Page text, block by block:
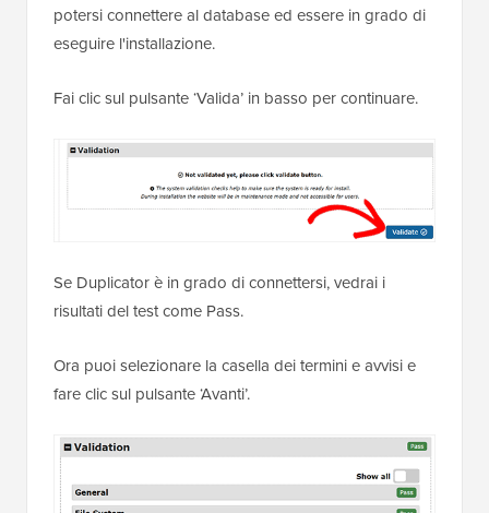
potersi connettere al database ed essere in grado di
eseguire l'installazione.
Fai clic sul pulsante ‘Valida’ in basso per continuare.
Se Duplicator è in grado di connettersi, vedrai i
risultati del test come Pass.
Ora puoi selezionare la casella dei termini e avvisi e
fare clic sul pulsante ‘Avanti’.